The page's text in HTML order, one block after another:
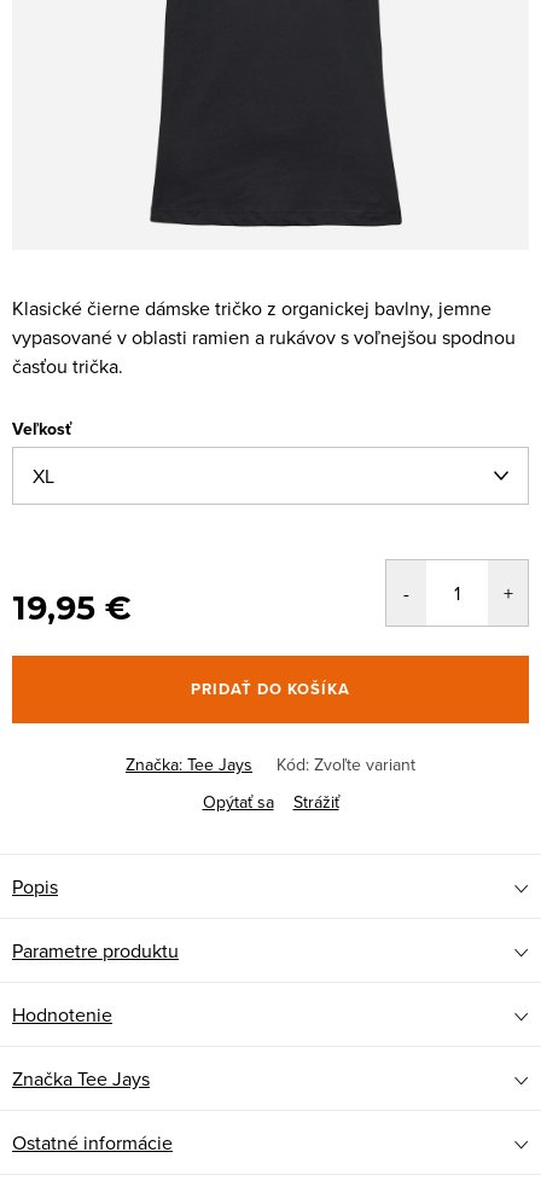
Klasické čierne dámske tričko z organickej bavlny, jemne
vypasované v oblasti ramien a rukávov s voľnejšou spodnou
časťou trička.
Veľkosť
19,95 €
PRIDAŤ DO KOŠÍKA
Značka: Tee Jays Kód: Zvoľte variant
Opýtať sa
Strážiť
Popis
Parametre produktu
Hodnotenie
ZnačkaTee Jays
Ostatné informácie